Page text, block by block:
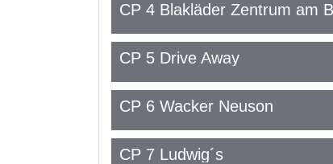
CP 4 Blakläder Zentrum am
CP 5 Drive Away
CP 6 Wacker Neuson
CP 7 Ludwig´s